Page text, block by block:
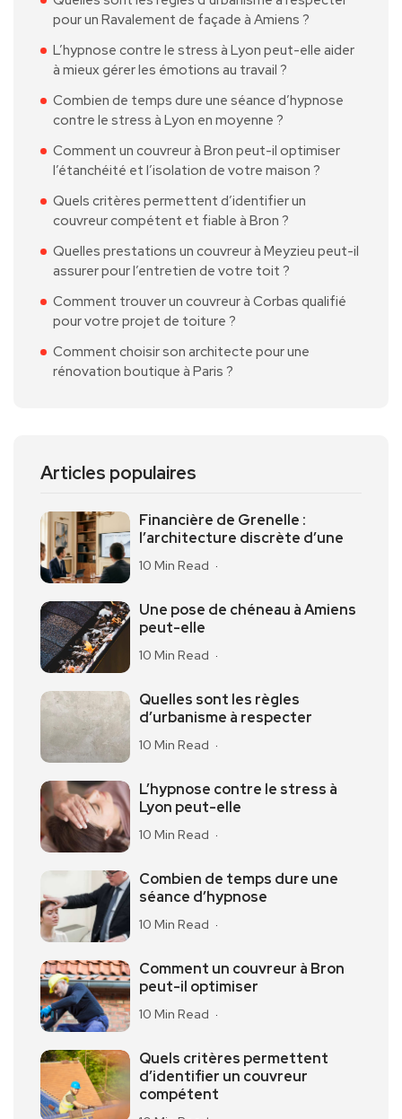
pour un Ravalement de façade à Amiens ?
L’hypnose contre le stress à Lyon peut-elle aider
à mieux gérer les émotions au travail ?
Combien de temps dure une séance d’hypnose
contre le stress à Lyon en moyenne ?
Comment un couvreur à Bron peut-il optimiser
l’étanchéité et l’isolation de votre maison ?
Quels critères permettent d’identifier un
couvreur compétent et fiable à Bron ?
Quelles prestations un couvreur à Meyzieu peut-il
assurer pour l’entretien de votre toit ?
Comment trouver un couvreur à Corbas qualifié
pour votre projet de toiture ?
Comment choisir son architecte pour une
rénovation boutique à Paris ?
Articles populaires
Financière de Grenelle :
l’architecture discrète d’une
10 Min Read
Une pose de chéneau à Amiens
peut-elle
10 Min Read
Quelles sont les règles
d’urbanisme à respecter
10 Min Read
L’hypnose contre le stress à
Lyon peut-elle
10 Min Read
Combien de temps dure une
séance d’hypnose
10 Min Read
Comment un couvreur à Bron
peut-il optimiser
10 Min Read
Quels critères permettent
d’identifier un couvreur
compétent